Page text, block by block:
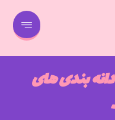
بندی های